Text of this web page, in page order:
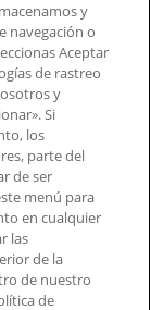
o en la
y
navegación o
Aceptar
de rastreo
y
Si
los
parte del
de ser
menú para
en cualquier
las
de la
de nuestro
de